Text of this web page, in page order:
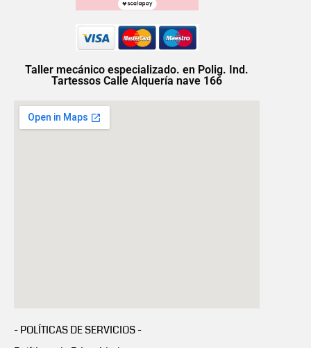
Taller mecánico especializado. en Polig. Ind.
Tartessos Calle Alquería nave 166
- POLÍTICAS DE SERVICIOS -